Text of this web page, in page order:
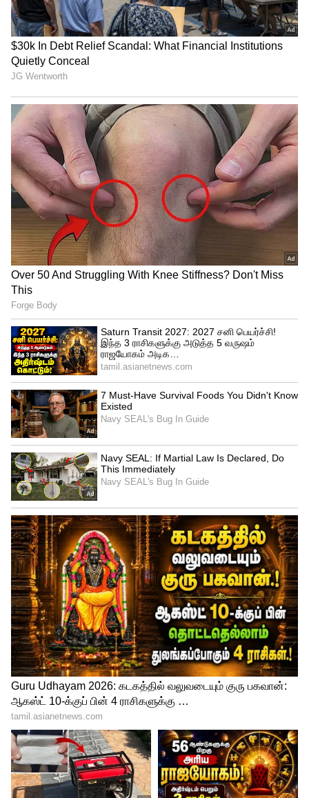
Related Articles
Health tips: கோடையில் செரிமானம்
பலவீனமாவது ஏன்? இதோ 5 எளிய
ஆயுர்வேத தீர்வுகள்!
Hair Health: உங்க தலைமுடி பலவீனமாக
இதுதான் காரணமா? நீங்கள் தினமும்
செய்யும் 6 தவறுகள்!
3
6
உங்கள் பசியைக் கட்டுப்படுத்தும்
அதுமட்டுமில்லாமல், பிளாக் காபி உங்கள்
பசியைக் கட்டுப்படுத்தவும் உதவுகிறது. இது
தேவையில்லாத நேரத்தில் ஏற்படும் உணவு
ஆசையைக் (cravings) குறைக்கிறது.
இதனால், நீங்கள் அதிகமாக
சாப்பிடுவதைத் தவிர்க்கலாம்.
4
6